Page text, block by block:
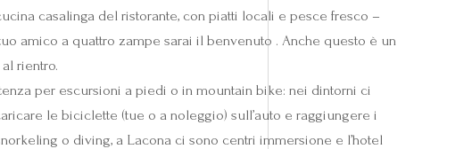
casalinga del ristorante, con piatti locali e pesce fresco –
amico a quattro zampe sarai il benvenuto . Anche questo è un
rientro.
per escursioni a piedi o in mountain bike: nei dintorni ci
le biciclette (tue o a noleggio) sull’auto e raggiungere i
o diving, a Lacona ci sono centri immersione e l’hotel